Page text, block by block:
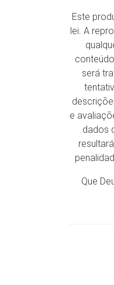
Este
lei. A
será
e
dados
Que